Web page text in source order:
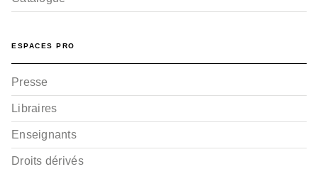
ESPACES PRO
Presse
Libraires
Enseignants
Droits dérivés